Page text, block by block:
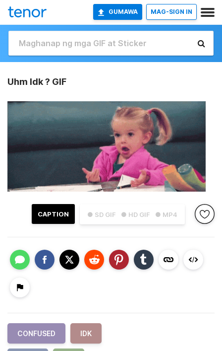
GUMAWA MAG-SIGN IN
Uhm Idk ? GIF
● SD GIF ● HD GIF ● MP4
CAPTION
CONFUSED IDK